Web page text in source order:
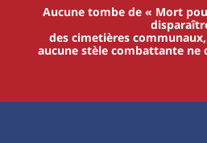
Aucune tombe de « Mort
des cimetières
aucune stèle combattante ne